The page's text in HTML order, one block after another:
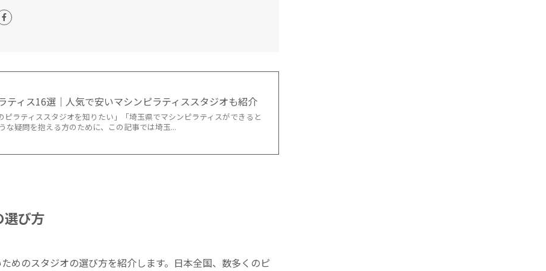
ティス16選｜人気で安いマシンピラティススタジオも紹介
ピラティススタジオを知りたい」「埼玉県でマシンピラティスができると
な疑問を抱える方のために、この記事では埼玉...
選び方
めのスタジオの選び方を紹介します。日本全国、数多くのピ